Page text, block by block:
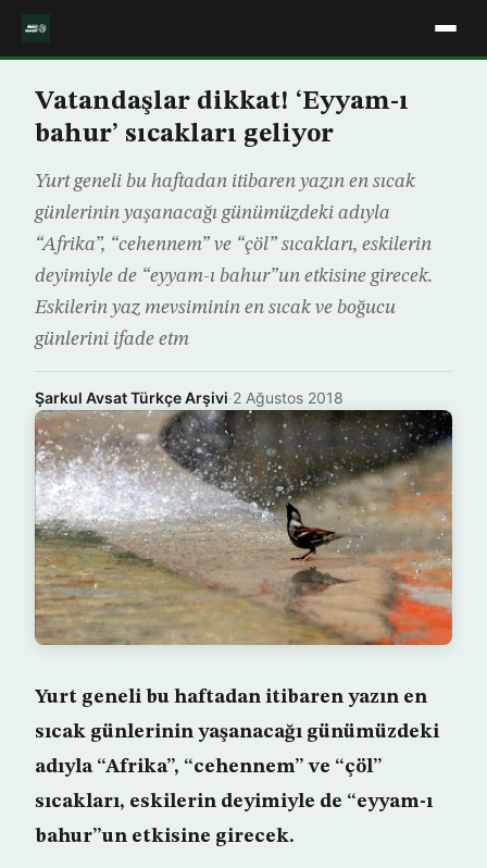
Vatandaşlar dikkat! ‘Eyyam-ı
bahur’ sıcakları geliyor
Yurt geneli bu haftadan itibaren yazın en sıcak
günlerinin yaşanacağı günümüzdeki adıyla
“Afrika”, “cehennem” ve “çöl” sıcakları, eskilerin
deyimiyle de “eyyam-ı bahur”un etkisine girecek.
Eskilerin yaz mevsiminin en sıcak ve boğucu
günlerini ifade etm
Şarkul Avsat Türkçe Arşivi·2 Ağustos 2018
Yurt geneli bu haftadan itibaren yazın en
sıcak günlerinin yaşanacağı günümüzdeki
adıyla “Afrika”, “cehennem” ve “çöl”
sıcakları, eskilerin deyimiyle de “eyyam-ı
bahur”un etkisine girecek.